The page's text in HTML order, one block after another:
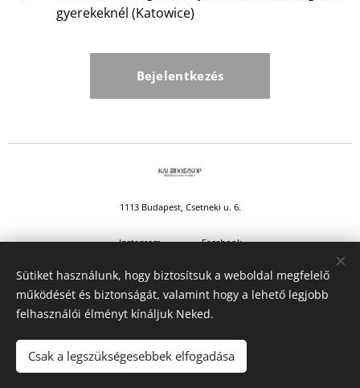
gyerekeknél (Katowice)
Bejelentkezés
1113 Budapest, Csetneki u. 6.
Instagram Facebook
Kaleidoszkóp Pszichológiai Műhely 2025 © Minden jog fenntartva.
Adatkezelési tájékoztató
Sütiket használunk, hogy biztosítsuk a weboldal megfelelő
működését és biztonságát, valamint hogy a lehető legjobb
felhasználói élményt kínáljuk Neked.
Csak a legszükségesebbek elfogadása